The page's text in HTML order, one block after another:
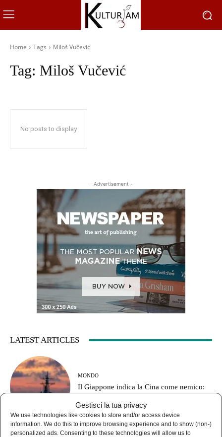
Gestisci la tua privacy
We use technologies like cookies to store and/or access device
information. We do this to improve browsing experience and to show (non-)
personalized ads. Consenting to these technologies will allow us to
Home Tags Miloš Vučević
Tag: Miloš Vučević
No posts to display
- Advertisement -
LATEST ARTICLES
MONDO
Il Giappone indica la Cina come nemico:
pronto a combattere fino a Taiwan